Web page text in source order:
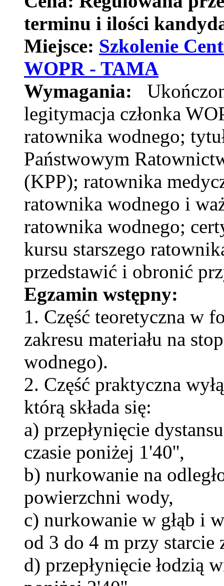
terminu i ilości
Miejsce: Szkolenie
WOPR - TAMA
Wymagania:
legitymacja członka
ratownika wodnego;
Państwowym
(KPP); ratownika
ratownika wodnego i
ratownika wodnego;
kursu starszego
przedstawić i obronić
Egzamin wstępny:
1. Część teoretyczna w
zakresu materiału na
wodnego).
2. Część praktyczna
którą składa się:
a) przepłynięcie
czasie poniżej 1'40'',
b) nurkowanie na
powierzchni wody,
c) nurkowanie w głąb i
od 3 do 4 m przy
d) przepłynięcie łodzią